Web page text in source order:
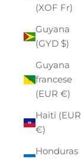
(XOF Fr)
Guyana
(GYD $)
Guyana
francese
(EUR €)
Haiti (EUR
€)
Honduras